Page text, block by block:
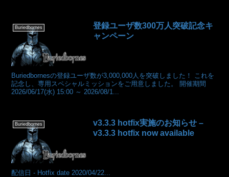
Buriedbornes
登録ユーザ数300万人突破記念キ
ャンペーン
Buriedbornesの登録ユーザ数が3,000,000人を突破しました！ これを
記念し、専用スペシャルミッションをご用意しました。 開催期間
2026/06/17(水) 15:00 ～ 2026/08/1...
Buriedbornes
v3.3.3 hotfix実施のお知らせ –
v3.3.3 hotfix now available
配信日 - Hotfix date 2020/04/22...